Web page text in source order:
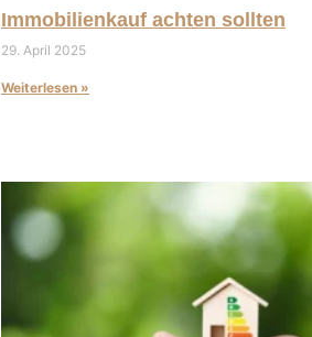
Immobilienkauf achten sollten
29. April 2025
Weiterlesen »